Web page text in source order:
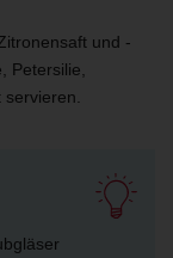
und -
Petersilie,
servieren.